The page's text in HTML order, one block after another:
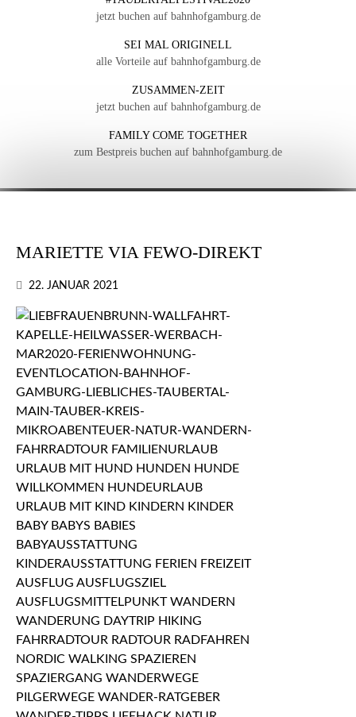
jetzt buchen auf bahnhofgamburg.de
SEI MAL ORIGINELL
alle Vorteile auf bahnhofgamburg.de
ZUSAMMEN-ZEIT
jetzt buchen auf bahnhofgamburg.de
FAMILY COME TOGETHER
zum Bestpreis buchen auf bahnhofgamburg.de
MARIETTE VIA FEWO-DIREKT
22. JANUAR 2021